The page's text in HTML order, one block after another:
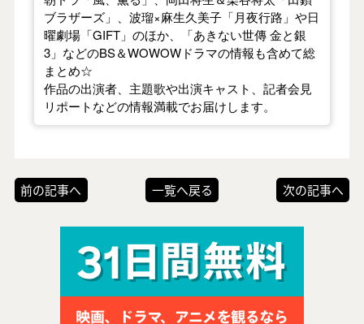
ブラザーズ」、波瑠×麻生久美子「月夜行路」や日
曜劇場「GIFT」のほか、「あきない世傳 金と銀
3」などのBS＆WOWOWドラマの情報も含めて総
まとめ☆
作品の出演者、主題歌や出演キャスト、記者会見
リポートなどの情報満載でお届けします。
前の記事へ 一覧へ戻る 次の記事へ